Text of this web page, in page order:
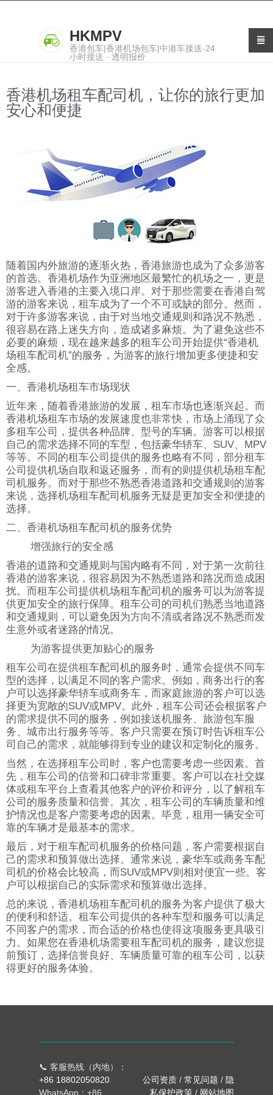
HKMPV
香港包车|香港机场包车|中港车接送-24
小时接送 · 透明报价
香港机场租车配司机，让你的旅行更加
安心和便捷
随着国内外旅游的逐渐火热，香港旅游也成为了众多游客
的首选。香港机场作为亚洲地区最繁忙的机场之一，更是
游客进入香港的主要入境口岸。对于那些需要在香港自驾
游的游客来说，租车成为了一个不可或缺的部分。然而，
对于许多游客来说，由于对当地交通规则和路况不熟悉，
很容易在路上迷失方向，造成诸多麻烦。为了避免这些不
必要的麻烦，现在越来越多的租车公司开始提供“香港机
场租车配司机”的服务，为游客的旅行增加更多便捷和安
全感。
一、香港机场租车市场现状
近年来，随着香港旅游的发展，租车市场也逐渐兴起。而
香港机场租车市场的发展速度也非常快，市场上涌现了众
多租车公司，提供各种品牌、型号的车辆。游客可以根据
自己的需求选择不同的车型，包括豪华轿车、SUV、MPV
等等。不同的租车公司提供的服务也略有不同，部分租车
公司提供机场自取和返还服务，而有的则提供机场租车配
司机服务。而对于那些不熟悉香港道路和交通规则的游客
来说，选择机场租车配司机服务无疑是更加安全和便捷的
选择。
二、香港机场租车配司机的服务优势
增强旅行的安全感
香港的道路和交通规则与国内略有不同，对于第一次前往
香港的游客来说，很容易因为不熟悉道路和路况而造成困
扰。而租车公司提供机场租车配司机的服务可以为游客提
供更加安全的旅行保障。租车公司的司机们熟悉当地道路
和交通规则，可以避免因为方向不清或者路况不熟悉而发
生意外或者迷路的情况。
为游客提供更加贴心的服务
租车公司在提供租车配司机的服务时，通常会提供不同车
型的选择，以满足不同的客户需求。例如，商务出行的客
户可以选择豪华轿车或商务车，而家庭旅游的客户可以选
择更为宽敞的SUV或MPV。此外，租车公司还会根据客户
的需求提供不同的服务，例如接送机服务、旅游包车服
务、城市出行服务等等。客户只需要在预订时告诉租车公
司自己的需求，就能够得到专业的建议和定制化的服务。
当然，在选择租车公司时，客户也需要考虑一些因素。首
先，租车公司的信誉和口碑非常重要。客户可以在社交媒
体或租车平台上查看其他客户的评价和评分，以了解租车
公司的服务质量和信誉。其次，租车公司的车辆质量和维
护情况也是客户需要考虑的因素。毕竟，租用一辆安全可
靠的车辆才是最基本的需求。
最后，对于租车配司机服务的价格问题，客户需要根据自
己的需求和预算做出选择。通常来说，豪华车或商务车配
司机的价格会比较高，而SUV或MPV则相对便宜一些。客
户可以根据自己的实际需求和预算做出选择。
总的来说，香港机场租车配司机的服务为客户提供了极大
的便利和舒适。租车公司提供的各种车型和服务可以满足
不同客户的需求，而合适的价格也使得这项服务更具吸引
力。如果您在香港机场需要租车配司机的服务，建议您提
前预订，选择信誉良好、车辆质量可靠的租车公司，以获
得更好的服务体验。
📞 客服热线（内地）：
+86 18802050820
WhatsApp：+86
公司资质 / 常见问题 / 隐
私保护政策 / 网站地图